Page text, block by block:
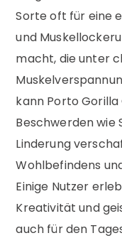
Sorte oft für eine
und
macht, die unter
kann Porto
Beschwerden wie
Linderung
Wohlbefindens
Einige Nutzer
Kreativität und
auch für den